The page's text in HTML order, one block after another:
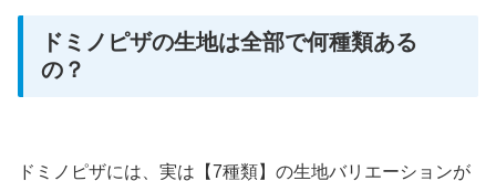
ドミノピザの生地は全部で何種類ある
の？
ドミノピザには、実は【7種類】の生地バリエーションが